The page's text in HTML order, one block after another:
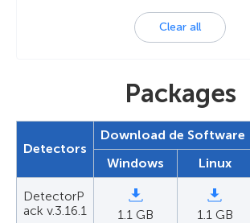
Clear all
Packages
Detectors
Download de Software
Windows
Linux
DetectorP
ack v.3.16.1
1.1 GB
1.1 GB